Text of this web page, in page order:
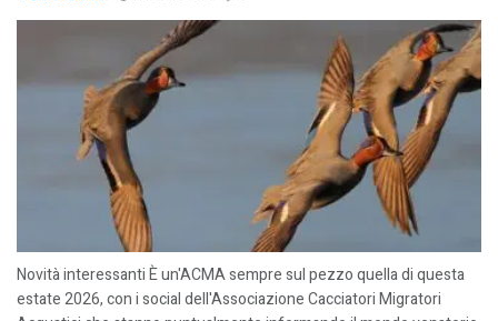
Novità interessanti È un'ACMA sempre sul pezzo quella di questa
estate 2026, con i social dell'Associazione Cacciatori Migratori